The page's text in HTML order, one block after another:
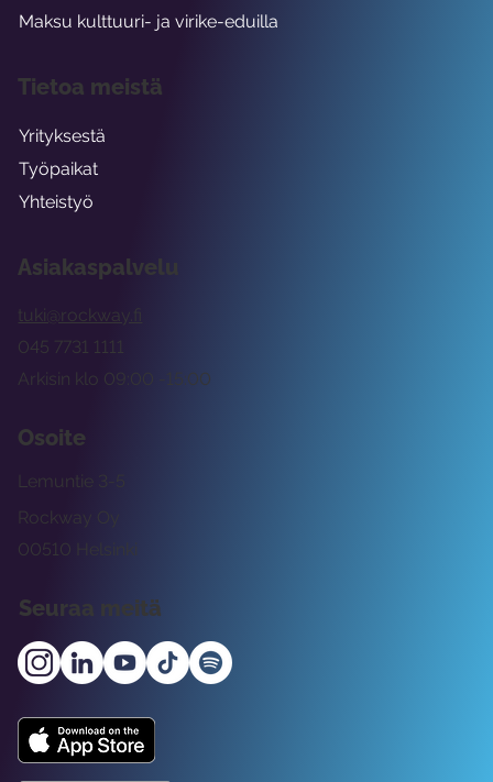
Asiakaspalvelu
tuki@rockway.fi
Arkisin klo 09:00 -15:00
045 7731 1111
Osoite
Rockway Oy
Lemuntie 3-5
00510 Helsinki
Seuraa meitä
Maksu kulttuuri- ja virike-eduilla
Tietoa meistä
Yrityksestä
Työpaikat
Yhteistyö